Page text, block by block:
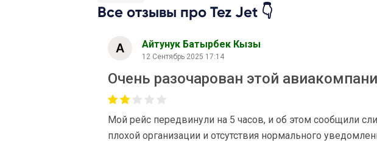
Все отзывы про Tez Jet 👇
Айтунук Батырбек Кызы
12 Сентябрь 2025 17:14
Очень разочарован этой
Мой рейс передвинули на 5 часов, и об этом сообщили
плохой организации и отсутствия нормального